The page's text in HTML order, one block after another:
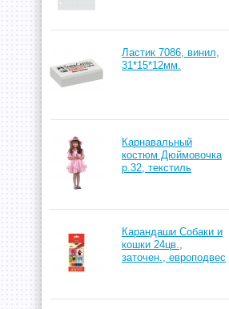
Ластик 7086, винил,
31*15*12мм.
Карнавальный
костюм Дюймовочка
р.32, текстиль
Карандаши Собаки и
кошки 24цв.,
заточен., европодвес